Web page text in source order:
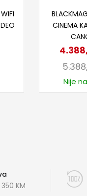
CINEMA
Nije
KM